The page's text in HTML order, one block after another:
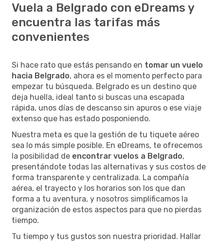
Vuela a Belgrado con eDreams y
encuentra las tarifas más
convenientes
Si hace rato que estás pensando en tomar un vuelo
hacia Belgrado, ahora es el momento perfecto para
empezar tu búsqueda. Belgrado es un destino que
deja huella, ideal tanto si buscas una escapada
rápida, unos días de descanso sin apuros o ese viaje
extenso que has estado posponiendo.
Nuestra meta es que la gestión de tu tiquete aéreo
sea lo más simple posible. En eDreams, te ofrecemos
la posibilidad de encontrar vuelos a Belgrado,
presentándote todas las alternativas y sus costos de
forma transparente y centralizada. La compañía
aérea, el trayecto y los horarios son los que dan
forma a tu aventura, y nosotros simplificamos la
organización de estos aspectos para que no pierdas
tiempo.
Tu tiempo y tus gustos son nuestra prioridad. Hallar